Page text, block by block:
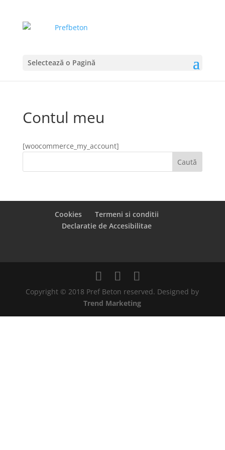
Selectează o Pagină
Contul meu
[woocommerce_my_account]
Cookies
Termeni si conditii
Declaratie de Accesibilitae
Copyright © 2018 Pref Beton reserved. Designed by
Trend Marketing